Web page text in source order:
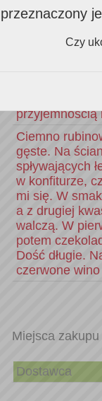
W smaku sie
rajskich jabłek.
przyjemnością
Ciemno
gęste. Na
spływających
w konfiturze,
mi się. W
a z drugiej
walczą. W
potem
Dość długie.
czerwone
Miejsca zakupu
Dostawca
Czy